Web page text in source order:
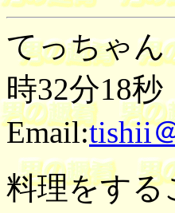
てっちゃ
時32分18秒
Email:tishii
料理をする